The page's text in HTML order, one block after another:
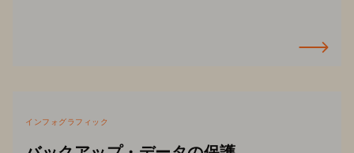
インフォグラフィック